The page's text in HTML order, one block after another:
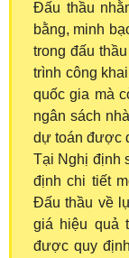
Đấu thầu
bằng, minh
trong đấu
trình công
quốc gia mà
ngân sách
dự toán được
Tại Nghị định
định chi tiết
Đấu thầu về
giá hiệu quả
được quy